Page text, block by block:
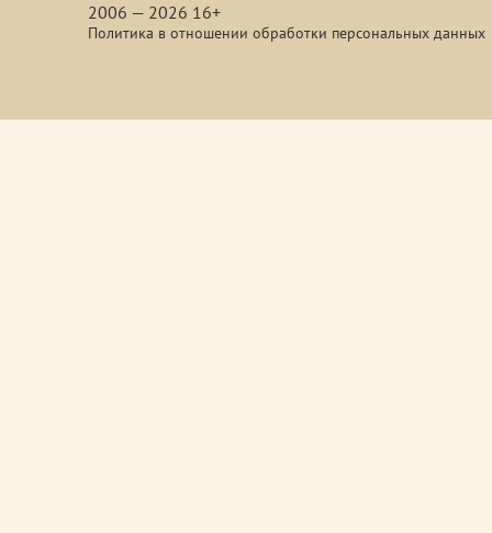
2006 — 2026 16+
Политика в отношении обработки персональных данных